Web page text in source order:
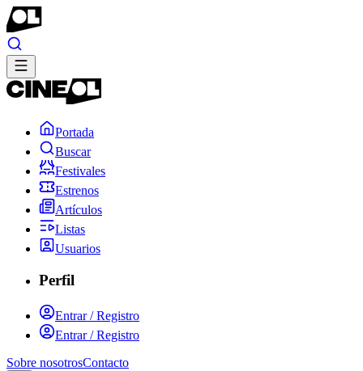
Portada
Buscar
Festivales
Estrenos
Artículos
Listas
Usuarios
Perfil
Entrar / Registro
Entrar / Registro
Sobre nosotrosContacto